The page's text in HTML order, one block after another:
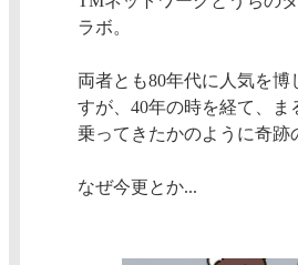
ラボ。
両者とも80年代に人気を
すが、40年の時を経て、ま
乗ってきたかのように奇跡
なぜ今更とか...